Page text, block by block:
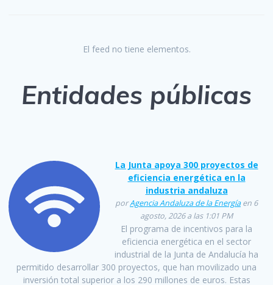
El feed no tiene elementos.
Entidades públicas
La Junta apoya 300 proyectos de
eficiencia energética en la
industria andaluza
porAgencia Andaluza de la Energíaen 6
agosto, 2026 a las 1:01 PM
El programa de incentivos para la
eficiencia energética en el sector
industrial de la Junta de Andalucía ha
permitido desarrollar 300 proyectos, que han movilizado una
inversión total superior a los 290 millones de euros. Estas